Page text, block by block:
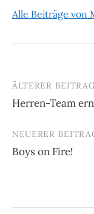
Alle Beiträge von
Beitrags-
Navigation
ÄLTERER BEITRAG
Herren-Team
NEUERER
Boys on Fire!